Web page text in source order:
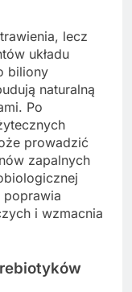
lecz
układu
biliony
naturalną
Po
prowadzić
zapalnych
poprawia
i wzmacnia